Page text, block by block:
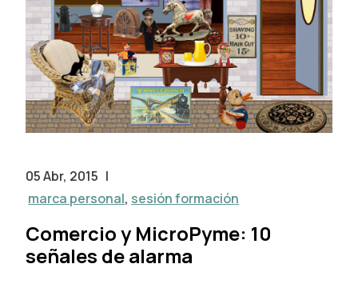
05 Abr, 2015 |
marca personal, sesión formación
Comercio y MicroPyme: 10
señales de alarma